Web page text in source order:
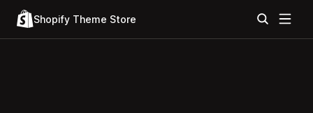
Shopify Theme Store